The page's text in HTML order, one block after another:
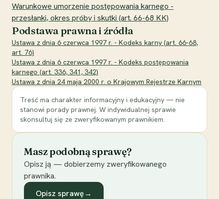
Warunkowe umorzenie postępowania karnego -
przesłanki, okres próby i skutki (art. 66-68 KK)
Podstawa prawna i źródła
Ustawa z dnia 6 czerwca 1997 r. - Kodeks karny (art. 66-68,
art. 76)
Ustawa z dnia 6 czerwca 1997 r. - Kodeks postępowania
karnego (art. 336, 341, 342)
Ustawa z dnia 24 maja 2000 r. o Krajowym Rejestrze Karnym
Treść ma charakter informacyjny i edukacyjny — nie
stanowi porady prawnej. W indywidualnej sprawie
skonsultuj się ze zweryfikowanym prawnikiem.
Masz podobną sprawę?
Opisz ją — dobierzemy zweryfikowanego
prawnika.
Opisz sprawę→